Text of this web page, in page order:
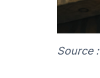
Source :